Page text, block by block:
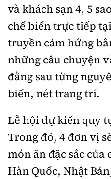
Thông tin tòa
và khách sạn 4, 5
chế biến trực tiếp
truyền cảm hứng
những câu chuyện
đằng sau từng
biến, nét trang trí.
Lễ hội dự kiến quy
Trong đó, 4 đơn vị
món ăn đặc sắc của
Hàn Quốc, Nhật